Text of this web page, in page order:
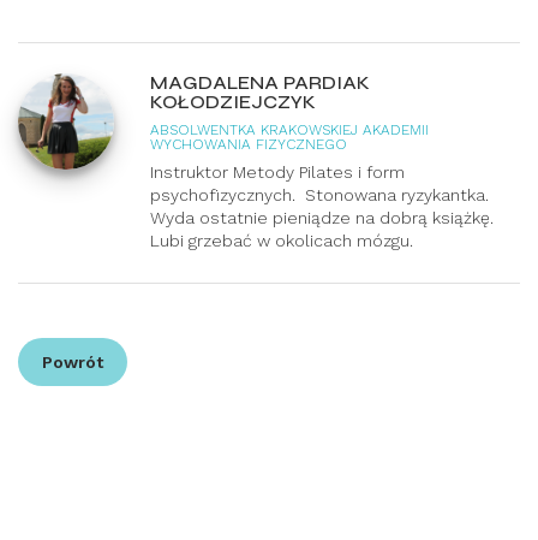
MAGDALENA PARDIAK
KOŁODZIEJCZYK
ABSOLWENTKA KRAKOWSKIEJ AKADEMII
WYCHOWANIA FIZYCZNEGO
Instruktor Metody Pilates i form
psychofizycznych. Stonowana ryzykantka.
Wyda ostatnie pieniądze na dobrą książkę.
Lubi grzebać w okolicach mózgu.
Powrót